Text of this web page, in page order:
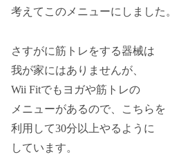
考えてこのメニューにしました。
さすがに筋トレをする器械は
我が家にはありませんが、
Wii Fitでもヨガや筋トレの
メニューがあるので、こちらを
利用して30分以上やるように
しています。